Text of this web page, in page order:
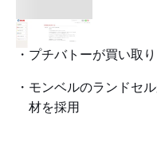
プチバトーが買い取
モンベルのランドセ
材を採用